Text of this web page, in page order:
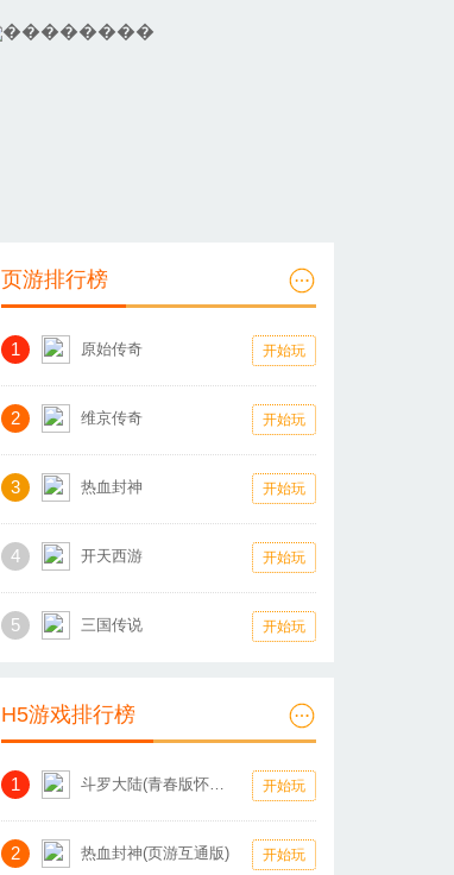
页游排行榜
1 原始传奇 开始玩
2 维京传奇 开始玩
3 热血封神 开始玩
4 开天西游 开始玩
5 三国传说 开始玩
H5游戏排行榜
1 斗罗大陆(青春版怀旧服) 开始玩
2 热血封神(页游互通版) 开始玩